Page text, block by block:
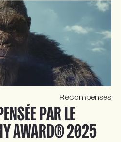
Récompenses
PAR LE
AWARD® 2025